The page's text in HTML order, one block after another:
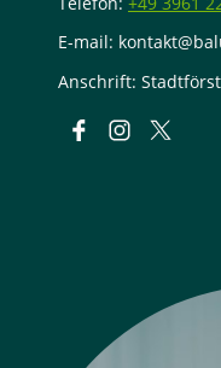
E-mail:
Anschrift: